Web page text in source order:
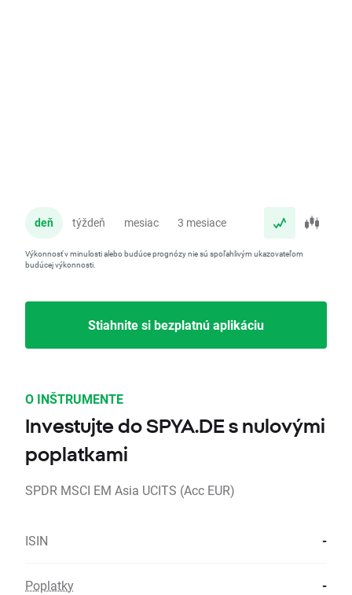
deň týždeň mesiac 3 mesiace
Výkonnosť v minulosti alebo budúce prognózy nie sú spoľahlivým ukazovateľom
budúcej výkonnosti.
Stiahnite si bezplatnú aplikáciu
O INŠTRUMENTE
Investujte do SPYA.DE s nulovými
poplatkami
SPDR MSCI EM Asia UCITS (Acc EUR)
ISIN -
Poplatky -